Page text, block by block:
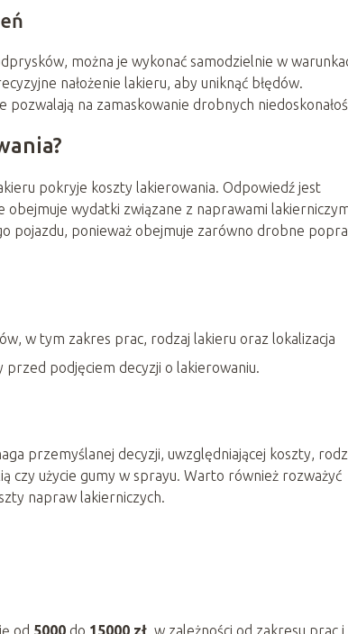
można je wykonać samodzielnie w
nałożenie lakieru, aby uniknąć błędów.
na zamaskowanie drobnych
pokryje koszty lakierowania. Odpowiedź jest
wydatki związane z naprawami
pojazdu, ponieważ obejmuje zarówno drobne
w tym zakres prac, rodzaj lakieru oraz lokalizacja
podjęciem decyzji o lakierowaniu.
przemyślanej decyzji, uwzględniającej koszty,
czy użycie gumy w sprayu. Warto również rozważyć
napraw lakierniczych.
od 5000 do 15000 zł , w zależności od zakresu prac i